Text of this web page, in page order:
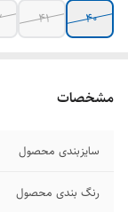
۴۰
۴۱
مشخصات
سایزبندی محصول
رنگ بندی محصول